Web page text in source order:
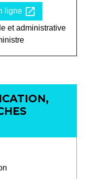
ligne open_in_new
et administrative